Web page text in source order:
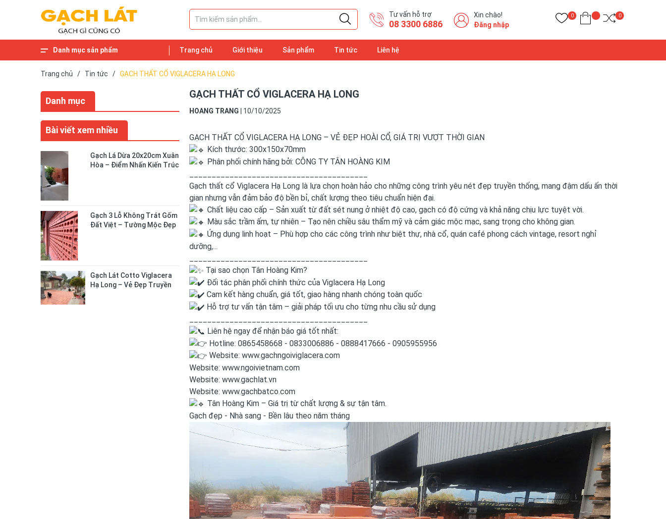
Tư vấn hỗ trợ
08 3300 6886
Xin chào!
Đăng nhập
0 0
Danh mục sản phẩm Trang chủ Giới thiệu Sản phẩm Tin tức Liên hệ
Trang chủ / Tin tức / GẠCH THẤT CỔ VIGLACERA HẠ LONG
Danh mục
Bài viết xem nhiều
Gạch Lá Dừa 20x20cm Xuân
Hòa – Điểm Nhấn Kiến Trúc
Gạch 3 Lỗ Không Trát Gốm
Đất Việt – Tường Mộc Đẹp
Gạch Lát Cotto Viglacera
Hạ Long – Vẻ Đẹp Truyền
GẠCH THẤT CỔ VIGLACERA HẠ LONG
HOANG TRANG 10/10/2025
GẠCH THẤT CỔ VIGLACERA HẠ LONG – VẺ ĐẸP HOÀI CỔ, GIÁ TRỊ VƯỢT THỜI GIAN
Kích thước: 300x150x70mm
Phân phối chính hãng bởi: CÔNG TY TÂN HOÀNG KIM
Gạch thất cổ Viglacera Hạ Long là lựa chọn hoàn hảo cho những công trình yêu nét đẹp truyền thống, mang đậm dấu ấn thời
gian nhưng vẫn đảm bảo độ bền bỉ, chất lượng theo tiêu chuẩn hiện đại.
Chất liệu cao cấp – Sản xuất từ đất sét nung ở nhiệt độ cao, gạch có độ cứng và khả năng chịu lực tuyệt vời.
Màu sắc trầm ấm, tự nhiên – Tạo nên chiều sâu thẩm mỹ và cảm giác mộc mạc, sang trọng cho không gian.
Ứng dụng linh hoạt – Phù hợp cho các công trình như biệt thự, nhà cổ, quán café phong cách vintage, resort nghỉ
dưỡng,...
Tại sao chọn Tân Hoàng Kim?
Đối tác phân phối chính thức của Viglacera Hạ Long
Cam kết hàng chuẩn, giá tốt, giao hàng nhanh chóng toàn quốc
Hỗ trợ tư vấn tận tâm – giải pháp tối ưu cho từng nhu cầu sử dụng
Liên hệ ngay để nhận báo giá tốt nhất:
Hotline: 0865458668 - 0833006886 - 0888417666 - 0905955956
Website: www.gachngoiviglacera.com
Website: www.ngoivietnam.com
Website: www.gachlat.vn
Website: www.gachbatco.com
Tân Hoàng Kim – Giá trị từ chất lượng & sự tận tâm.
Gạch đẹp - Nhà sang - Bền lâu theo năm tháng